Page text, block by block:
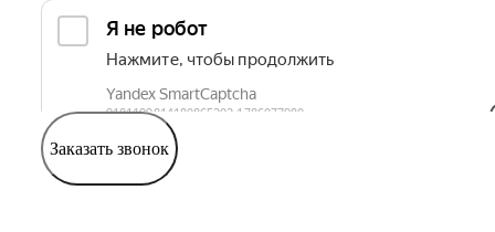
Заказать звонок